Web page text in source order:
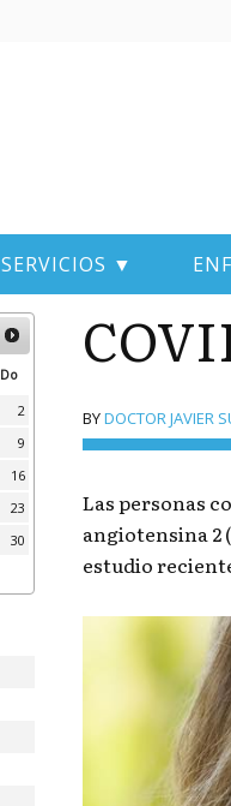
SERVICIOS ▼
BYDOCTOR JAVIER
Las personas
angiotensina 2
estudio
Do
2
9
16
23
30